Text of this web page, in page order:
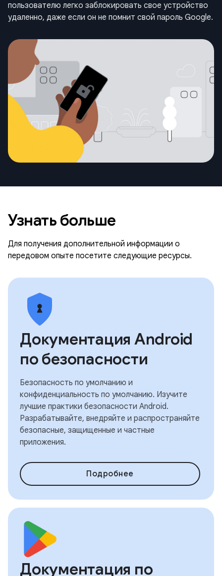
пользователю легко заблокировать свое устройство
удаленно, даже если он не помнит свой пароль Google.
Узнать больше
Для получения дополнительной информации о
передовом опыте посетите следующие ресурсы.
Документация Android
по безопасности
Безопасность по умолчанию и
конфиденциальность по умолчанию. Изучите
лучшие практики безопасности Android.
Разрабатывайте, внедряйте и распространяйте
безопасные, защищенные и частные
приложения.
Подробнее
Документация по